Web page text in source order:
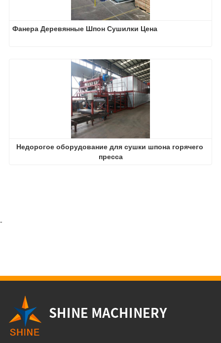
Фанера Деревянные Шпон Сушилки Цена
Недорогое оборудование для сушки шпона горячего
пресса
-